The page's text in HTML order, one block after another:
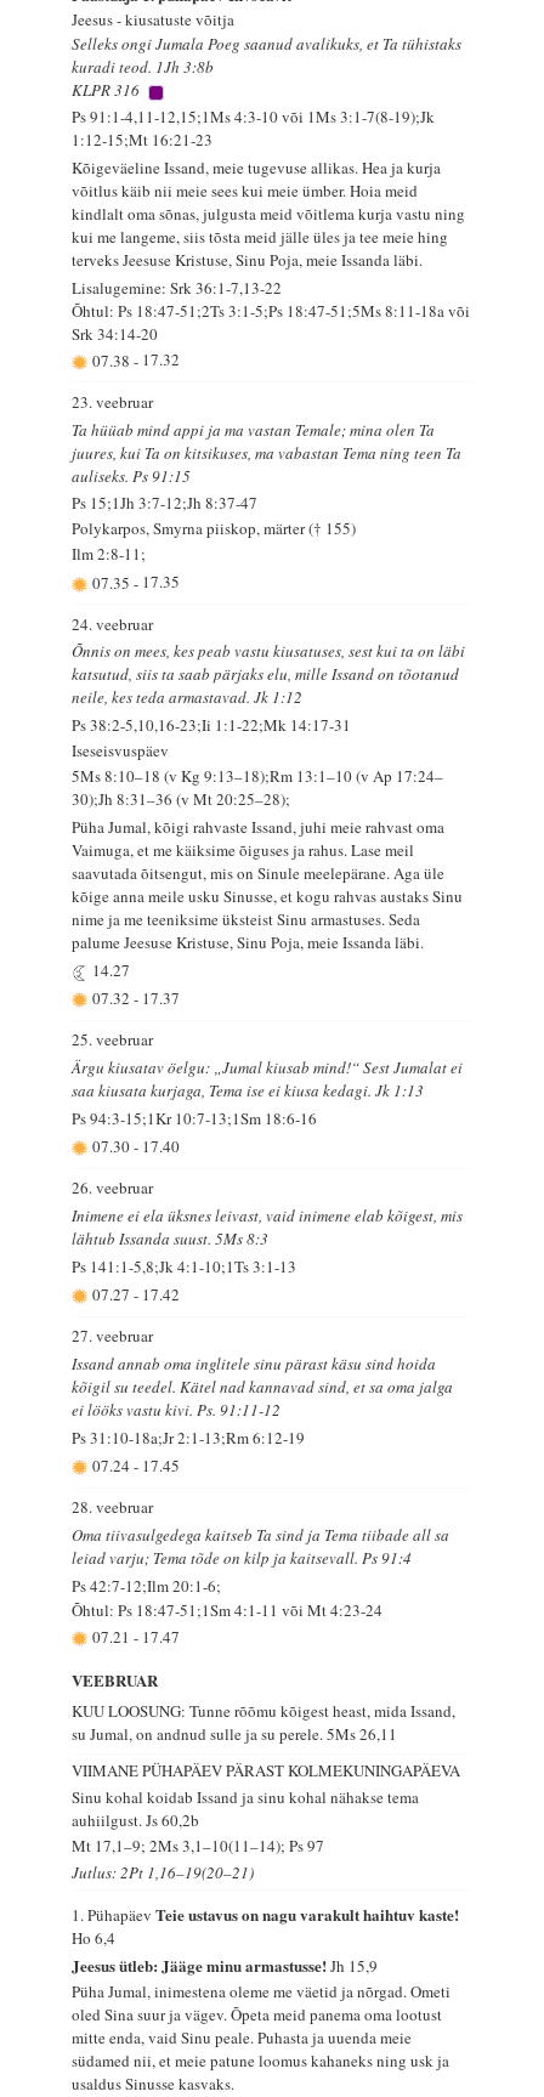
Jeesus - kiusatuste võitja
Selleks ongi Jumala Poeg saanud avalikuks, et Ta tühistaks
kuradi teod. 1Jh 3:8b
KLPR 316
Ps 91:1-4,11-12,15;1Ms 4:3-10 või 1Ms 3:1-7(8-19);Jk
1:12-15;Mt 16:21-23
Kõigeväeline Issand, meie tugevuse allikas. Hea ja kurja
võitlus käib nii meie sees kui meie ümber. Hoia meid
kindlalt oma sõnas, julgusta meid võitlema kurja vastu ning
kui me langeme, siis tõsta meid jälle üles ja tee meie hing
terveks Jeesuse Kristuse, Sinu Poja, meie Issanda läbi.
Lisalugemine: Srk 36:1-7,13-22
Õhtul: Ps 18:47-51;2Ts 3:1-5;Ps 18:47-51;5Ms 8:11-18a või
Srk 34:14-20
07.38- 17.32
23. veebruar
Ta hüüab mind appi ja ma vastan Temale; mina olen Ta
juures, kui Ta on kitsikuses, ma vabastan Tema ning teen Ta
auliseks. Ps 91:15
Ps 15;1Jh 3:7-12;Jh 8:37-47
Polykarpos, Smyrna piiskop, märter († 155)
Ilm 2:8-11;
07.35- 17.35
24. veebruar
Õnnis on mees, kes peab vastu kiusatuses, sest kui ta on läbi
katsutud, siis ta saab pärjaks elu, mille Issand on tõotanud
neile, kes teda armastavad. Jk 1:12
Ps 38:2-5,10,16-23;Ii 1:1-22;Mk 14:17-31
Iseseisvuspäev
5Ms 8:10–18 (v Kg 9:13–18);Rm 13:1–10 (v Ap 17:24–
30);Jh 8:31–36 (v Mt 20:25–28);
Püha Jumal, kõigi rahvaste Issand, juhi meie rahvast oma
Vaimuga, et me käiksime õiguses ja rahus. Lase meil
saavutada õitsengut, mis on Sinule meelepärane. Aga üle
kõige anna meile usku Sinusse, et kogu rahvas austaks Sinu
nime ja me teeniksime üksteist Sinu armastuses. Seda
palume Jeesuse Kristuse, Sinu Poja, meie Issanda läbi.
14.27
07.32- 17.37
25. veebruar
Ärgu kiusatav öelgu: „Jumal kiusab mind!“ Sest Jumalat ei
saa kiusata kurjaga, Tema ise ei kiusa kedagi. Jk 1:13
Ps 94:3-15;1Kr 10:7-13;1Sm 18:6-16
07.30- 17.40
26. veebruar
Inimene ei ela üksnes leivast, vaid inimene elab kõigest, mis
lähtub Issanda suust. 5Ms 8:3
Ps 141:1-5,8;Jk 4:1-10;1Ts 3:1-13
07.27- 17.42
27. veebruar
Issand annab oma inglitele sinu pärast käsu sind hoida
kõigil su teedel. Kätel nad kannavad sind, et sa oma jalga
ei lööks vastu kivi. Ps. 91:11-12
Ps 31:10-18a;Jr 2:1-13;Rm 6:12-19
07.24- 17.45
28. veebruar
Oma tiivasulgedega kaitseb Ta sind ja Tema tiibade all sa
leiad varju; Tema tõde on kilp ja kaitsevall. Ps 91:4
Ps 42:7-12;Ilm 20:1-6;
Õhtul: Ps 18:47-51;1Sm 4:1-11 või Mt 4:23-24
07.21- 17.47
VEEBRUAR
KUU LOOSUNG: Tunne rõõmu kõigest heast, mida Issand,
su Jumal, on andnud sulle ja su perele.5Ms 26,11
VIIMANE PÜHAPÄEV PÄRAST KOLMEKUNINGAPÄEVA
Sinu kohal koidab Issand ja sinu kohal nähakse tema
auhiilgust.Js 60,2b
Mt 17,1–9; 2Ms 3,1–10(11–14); Ps 97
Jutlus: 2Pt 1,16–19(20–21)
1. PühapäevTeie ustavus on nagu varakult haihtuv kaste!
Ho 6,4
Jeesus ütleb: Jääge minu armastusse!Jh 15,9
Püha Jumal, inimestena oleme me väetid ja nõrgad. Ometi
oled Sina suur ja vägev. Õpeta meid panema oma lootust
mitte enda, vaid Sinu peale. Puhasta ja uuenda meie
südamed nii, et meie patune loomus kahaneks ning usk ja
usaldus Sinusse kasvaks.